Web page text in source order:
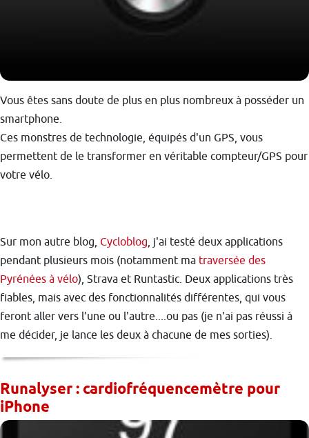
Vous êtes sans doute de plus en plus nombreux à posséder un
smartphone.
Ces monstres de technologie, équipés d'un GPS, vous
permettent de le transformer en véritable compteur/GPS pour
votre vélo.
Sur mon autre blog, Cycloblog, j'ai testé deux applications
pendant plusieurs mois (notamment ma traversée des
Pyrénées à vélo), Strava et Runtastic. Deux applications très
fiables, mais avec des fonctionnalités différentes, qui vous
feront aller vers l'une ou l'autre....ou pas (je n'ai pas réussi à
me décider, je lance les deux à chacune de mes sorties).
Runalyser : cardiofréquencemètre pour
iPhone